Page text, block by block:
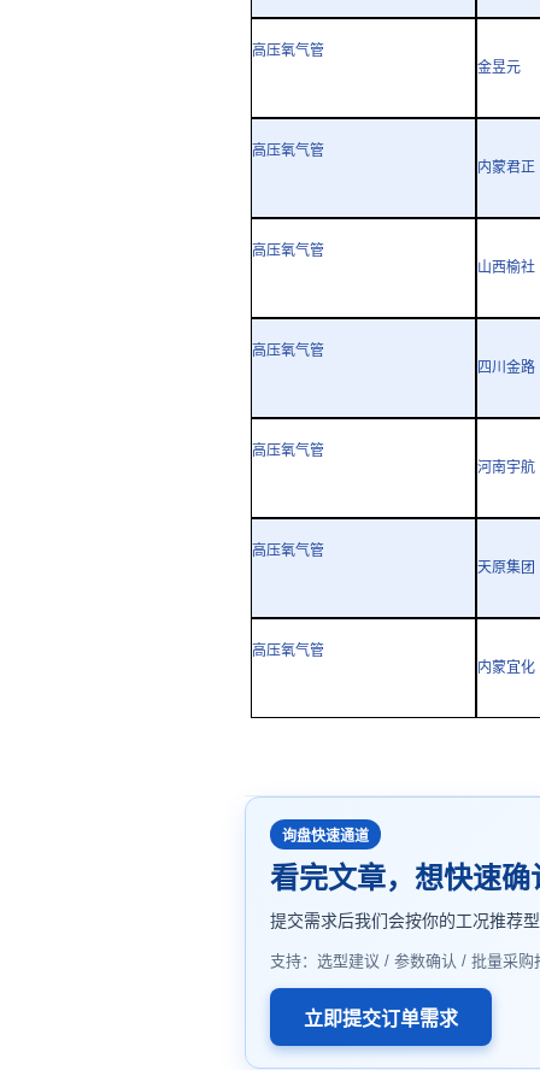
高压氧气管
金昱元
高压氧气管
内蒙君正
高压氧气管
山西榆社
高压氧气管
四川金路
高压氧气管
河南宇航
高压氧气管
天原集团
高压氧气管
内蒙宜化
询盘快速通道
看完文章，想快速确
提交需求后我们会按你的工况推荐
支持：选型建议 / 参数确认 / 批量采购
立即提交订单需求